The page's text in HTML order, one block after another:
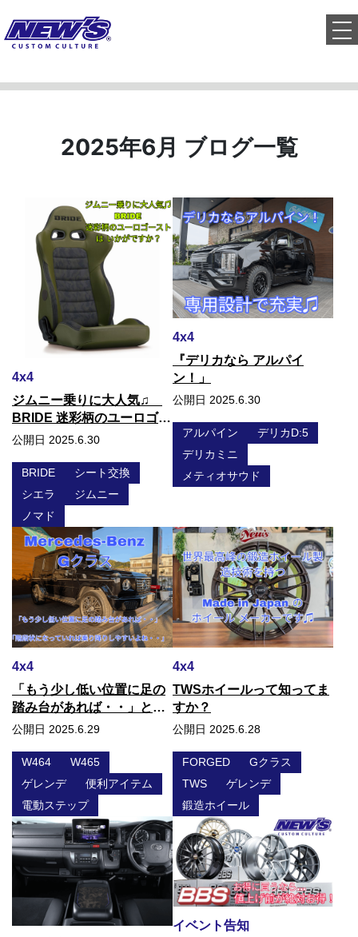
2025年6月 ブログ一覧
4x4
ジムニー乗りに大人気♫
BRIDE 迷彩柄のユーロゴー
ストは いかがですか？
公開日 2025.6.30
BRIDE
シート交換
シエラ
ジムニー
ノマド
4x4
『デリカなら アルパイ
ン！」
公開日 2025.6.30
アルパイン
デリカD:5
デリカミニ
メティオサウド
4x4
「もう少し低い位置に足の
踏み台があれば・・」と悩
んでいませんか？
公開日 2025.6.29
W464
W465
ゲレンデ
便利アイテム
電動ステップ
4x4
TWSホイールって知ってま
すか？
公開日 2025.6.28
FORGED
Gクラス
TWS
ゲレンデ
鍛造ホイール
イベント告知